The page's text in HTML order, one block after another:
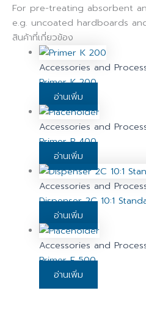
For pre-treating absorbent
e.g. uncoated hardboards
สินค้าที่เกี่ยวข้อง
Accessories and
Primer K 200
อ่านเพิ่ม
Accessories and
Primer P 400
อ่านเพิ่ม
Accessories and
Dispenser 2C 10:1
อ่านเพิ่ม
Accessories and
Primer E 500
อ่านเพิ่ม